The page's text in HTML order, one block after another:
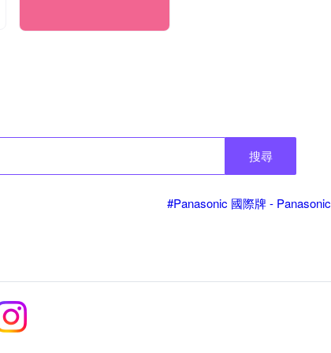
搜尋
#Panasonic 國際牌 - Panasonic